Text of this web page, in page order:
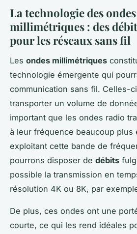
La technologie des ondes
millimétriques : des
pour les réseaux sans fil
Les ondes millimétriques
technologie émergente qui
communication sans fil. Celles-
transporter un volume de
important que les ondes radio
à leur fréquence beaucoup plus
exploitant cette bande de
pourrons disposer de débits
possible la transmission en
résolution 4K ou 8K, par
De plus, ces ondes ont une
courte, ce qui les rend idéales